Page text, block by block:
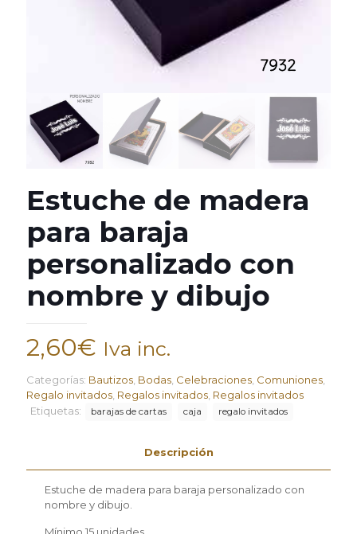
Estuche de madera
para baraja
personalizado con
nombre y dibujo
2,60€ Iva inc.
Categorías: Bautizos Bodas Celebraciones Comuniones
Regalo invitados Regalos invitados Regalos invitados
Etiquetas:
barajas de cartas caja regalo invitados
Descripción
Estuche de madera para baraja personalizado con
nombre y dibujo.